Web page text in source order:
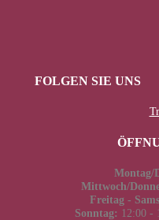
FOLGEN SIE UNS
Montag/
Mittwoch/
Freitag -
Sonntag: 12:00 -